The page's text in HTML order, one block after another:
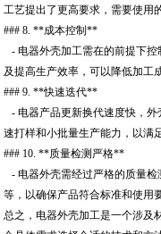
工艺提出了更高要求，需要使用
### 8. **成本控制**
- 电器外壳加工需在的前提下
及提高生产效率，可以降低加工
### 9. **快速迭代**
- 电器产品更新换代速度快，
速打样和小批量生产能力，以满
### 10. **质量检测严格**
- 电器外壳需经过严格的质量
等，以确保产品符合标准和使用
总之，电器外壳加工是一个涉及